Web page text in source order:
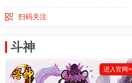
扫码关注
斗神
进入官网>